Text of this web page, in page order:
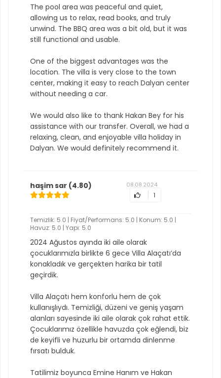
The pool area was peaceful and quiet,
allowing us to relax, read books, and truly
unwind. The BBQ area was a bit old, but it was
still functional and usable.
One of the biggest advantages was the
location. The villa is very close to the town
center, making it easy to reach Dalyan center
without needing a car.
We would also like to thank Hakan Bey for his
assistance with our transfer. Overall, we had a
relaxing, clean, and enjoyable villa holiday in
Dalyan. We would definitely recommend it.
haşim sar (4.80) 08.08.2024
1
Temizlik: 5.0 | Fiyat/Performans: 5.0 | Konum: 5.0 |
Havuz: 5.0 | Yapı: 5.0
2024 Ağustos ayında iki aile olarak
çocuklarımızla birlikte 6 gece Villa Alaçatı’da
konakladık ve gerçekten harika bir tatil
geçirdik.
Villa Alaçatı hem konforlu hem de çok
kullanışlıydı. Temizliği, düzeni ve geniş yaşam
alanları sayesinde iki aile olarak çok rahat ettik.
Çocuklarımız özellikle havuzda çok eğlendi, biz
de keyifli ve huzurlu bir ortamda dinlenme
fırsatı bulduk.
Tatilimiz boyunca Emine Hanım ve Hakan